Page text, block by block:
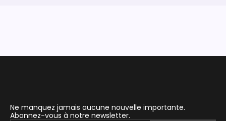
Ne manquez jamais aucune nouvelle importante.
Abonnez-vous à notre newsletter.